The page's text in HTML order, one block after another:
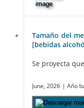
Tamaño del
[bebidas
Se proyecta
June, 2026 | Año
Descargar